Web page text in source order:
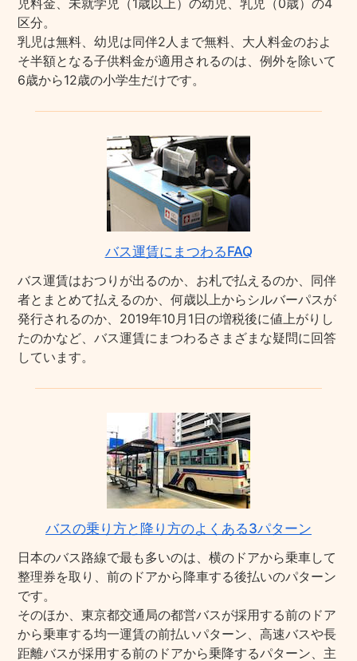
児料金、未就学児（1歳以上）の幼児、乳児（0歳）の4
区分。
乳児は無料、幼児は同伴2人まで無料、大人料金のおよ
そ半額となる子供料金が適用されるのは、例外を除いて
6歳から12歳の小学生だけです。
バス運賃にまつわるFAQ
バス運賃はおつりが出るのか、お札で払えるのか、同伴
者とまとめて払えるのか、何歳以上からシルバーパスが
発行されるのか、2019年10月1日の増税後に値上がりし
たのかなど、バス運賃にまつわるさまざまな疑問に回答
しています。
バスの乗り方と降り方のよくある3パターン
日本のバス路線で最も多いのは、横のドアから乗車して
整理券を取り、前のドアから降車する後払いのパターン
です。
そのほか、東京都交通局の都営バスが採用する前のドア
から乗車する均一運賃の前払いパターン、高速バスや長
距離バスが採用する前のドアから乗降するパターン、主